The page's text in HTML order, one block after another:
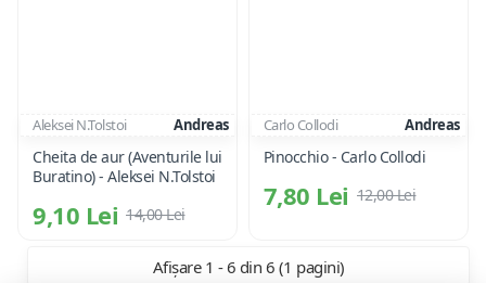
Aleksei N.Tolstoi Andreas
Cheita de aur (Aventurile lui
Buratino) - Aleksei N.Tolstoi
9,10 Lei 14,00 Lei
Carlo Collodi Andreas
Pinocchio - Carlo Collodi
7,80 Lei 12,00 Lei
Afișare 1 - 6 din 6 (1 pagini)